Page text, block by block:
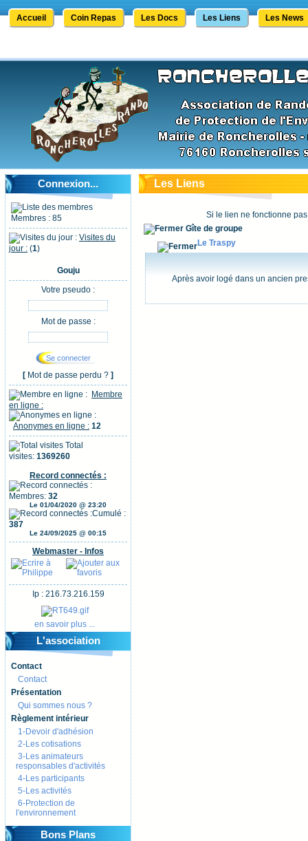
Accueil Coin Repas Les Docs Les Liens Les News
Connexion...
Membres : 85
Visites du
jour : (1)
Gouju
Votre pseudo :
Mot de passe :
[ Mot de passe perdu ? ]
Membre
en ligne :
Anonymes en ligne : 12
Total
visites: 1369260
Record connectés :
Membres: 32
Le 01/04/2020 @ 23:20
Cumulé :
387
Le 24/09/2025 @ 00:15
Webmaster - Infos
Ip : 216.73.216.159
en savoir plus ...
L'association
Contact
Contact
Présentation
Qui sommes nous ?
Règlement intérieur
1-Devoir d'adhésion
2-Les cotisations
3-Les animateurs
responsables d'activités
4-Les participants
5-Les activités
6-Protection de
l'environnement
Bons Plans
Les Liens
Si le lien ne fonctionne
Gîte de groupe
Le Traspy
Après avoir logé dans un ancien